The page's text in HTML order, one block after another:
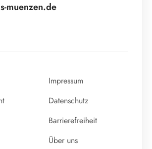
muenzen.de
Impressum
Datenschutz
Barrierefreiheit
Über uns